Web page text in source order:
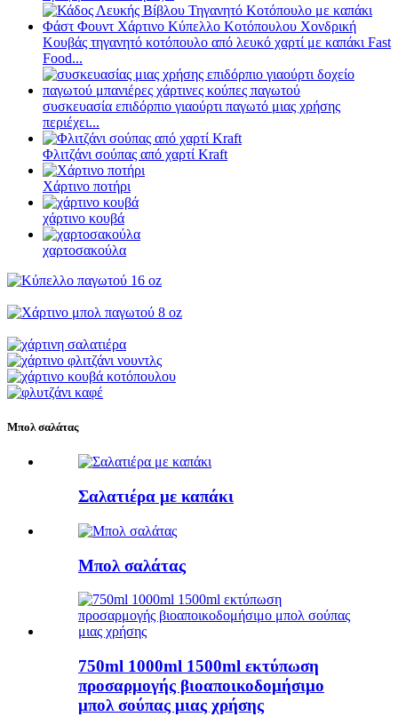
Κουβάς τηγανητό κοτόπουλο από λευκό χαρτί με καπάκι Fast
Food...
συσκευασία επιδόρπιο γιαούρτι παγωτό μιας χρήσης
περιέχει...
Φλιτζάνι σούπας από χαρτί Kraft
Χάρτινο ποτήρι
χάρτινο κουβά
χαρτοσακούλα
Μπολ σαλάτας
Σαλατιέρα με καπάκι
Μπολ σαλάτας
750ml 1000ml 1500ml εκτύπωση
προσαρμογής βιοαποικοδομήσιμο
μπολ σούπας μιας χρήσης